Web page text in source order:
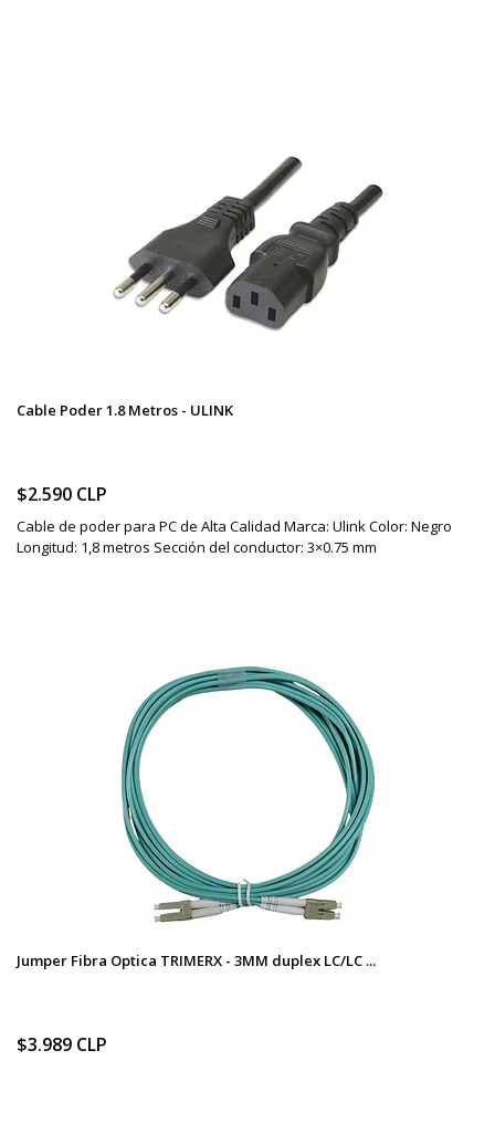
Cable Poder 1.8 Metros - ULINK
$2.590 CLP
Cable de poder para PC de Alta Calidad Marca: Ulink Color: Negro
Longitud: 1,8 metros Sección del conductor: 3×0.75 mm
Jumper Fibra Optica TRIMERX - 3MM duplex LC/LC ...
$3.989 CLP